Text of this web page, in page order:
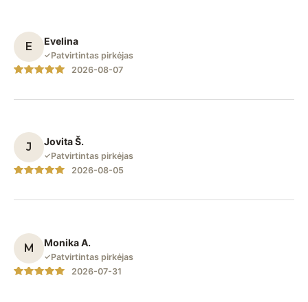
E Evelina
✓Patvirtintas pirkėjas
5
2026-08-07
J Jovita Š.
✓Patvirtintas pirkėjas
5
2026-08-05
M Monika A.
✓Patvirtintas pirkėjas
2026-07-31